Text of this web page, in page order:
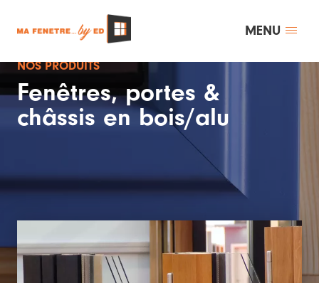
MENU
NOS PRODUITS
Fenêtres, portes &
châssis en bois/alu